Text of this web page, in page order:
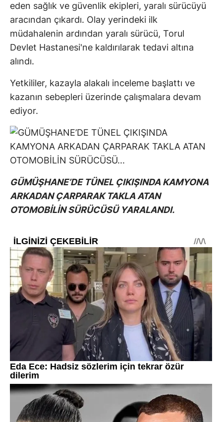
eden sağlık ve güvenlik ekipleri, yaralı sürücüyü
aracından çıkardı. Olay yerindeki ilk
müdahalenin ardından yaralı sürücü, Torul
Devlet Hastanesi'ne kaldırılarak tedavi altına
alındı.
Yetkililer, kazayla alakalı inceleme başlattı ve
kazanın sebepleri üzerinde çalışmalara devam
ediyor.
GÜMÜŞHANE’DE TÜNEL ÇIKIŞINDA KAMYONA
ARKADAN ÇARPARAK TAKLA ATAN
OTOMOBİLİN SÜRÜCÜSÜ YARALANDI.